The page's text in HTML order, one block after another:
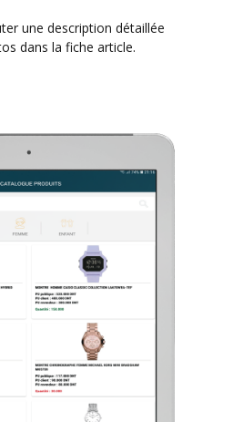
une description détaillée
dans la fiche article.